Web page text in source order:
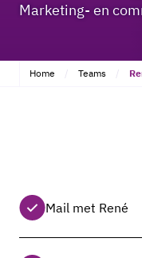
Marketing- en
Home Teams
Mail met René